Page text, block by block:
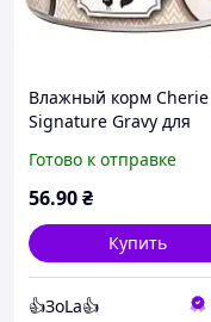
Влажный корм Cherie
Signature Gravy для
соусе (курица, куриная
печень) 80 г
Готово к отправке
56.90₴
Купить
👍ЗоLa👍